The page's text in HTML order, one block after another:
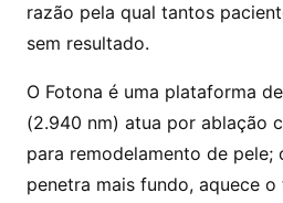
razão pela qual tantos
sem resultado.
O Fotona é uma plataforma
(2.940 nm) atua por ablação
para remodelamento de pele;
penetra mais fundo, aquece